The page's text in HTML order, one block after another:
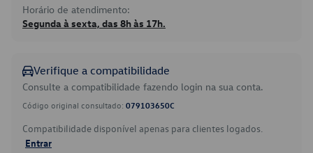
Horário de atendimento:
Segunda à sexta, das 8h às 17h.
Verifique a compatibilidade
Consulte a compatibilidade fazendo login na sua conta.
Código original consultado: 079103650C
Compatibilidade disponível apenas para clientes logados.
Entrar